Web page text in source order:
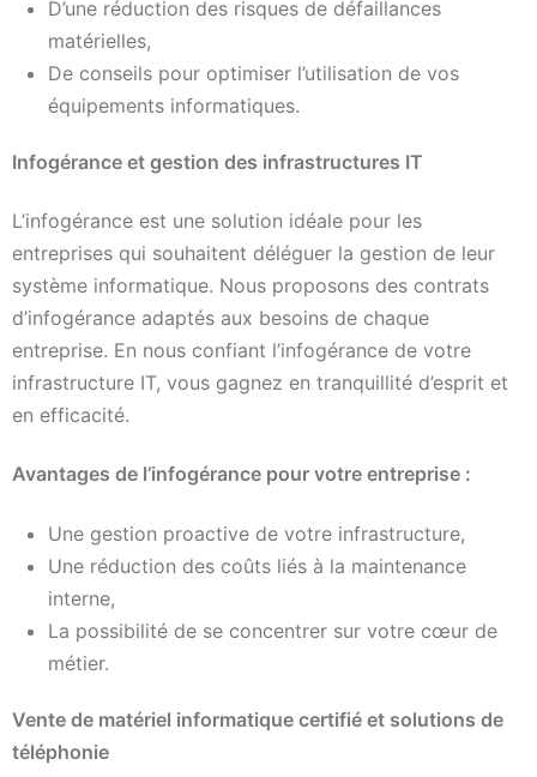
D’une réduction des risques de défaillances
matérielles,
De conseils pour optimiser l’utilisation de vos
équipements informatiques.
Infogérance et gestion des infrastructures IT
L’infogérance est une solution idéale pour les
entreprises qui souhaitent déléguer la gestion de leur
système informatique. Nous proposons des contrats
d’infogérance adaptés aux besoins de chaque
entreprise. En nous confiant l’infogérance de votre
infrastructure IT, vous gagnez en tranquillité d’esprit et
en efficacité.
Avantages de l’infogérance pour votre entreprise :
Une gestion proactive de votre infrastructure,
Une réduction des coûts liés à la maintenance
interne,
La possibilité de se concentrer sur votre cœur de
métier.
Vente de matériel informatique certifié et solutions de
téléphonie